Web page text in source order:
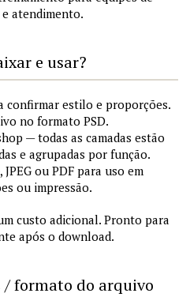
atendimento.
e usar?
confirmar estilo e proporções.
no formato PSD.
— todas as camadas estão
e agrupadas por função.
JPEG ou PDF para uso em
ou impressão.
custo adicional. Pronto para
após o download.
/ formato do arquivo